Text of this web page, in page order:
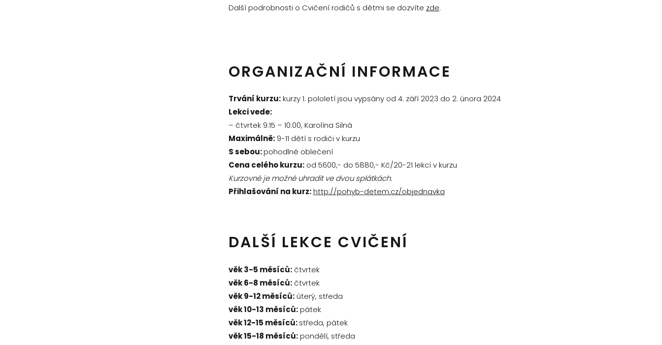
Další podrobnosti o Cvičení rodičů s dětmi se dozvíte zde.
ORGANIZAČNÍ INFORMACE
Trvání kurzu:kurzy 1. pololetí jsou vypsány od 4. září 2023 do 2. února 2024
Lekci vede:
– čtvrtek 9:15 – 10:00, Karolína Silná
Maximálně:9-11 dětí s rodiči v kurzu
S sebou:pohodlné oblečení
Cena celého kurzu:od 5600,- do 5880,- Kč/20-21 lekcí v kurzu
Kurzovné je možné uhradit ve dvou splátkách.
Přihlašování na kurz: http://pohyb-detem.cz/objednavka
DALŠÍ LEKCE CVIČENÍ
věk 3-5 měsíců:čtvrtek
věk 6-8 měsíců:čtvrtek
věk 9-12 měsíců:úterý, středa
věk 10-13 měsíců:pátek
věk 12-15 měsíců:středa, pátek
věk 15-18 měsíců:pondělí, středa